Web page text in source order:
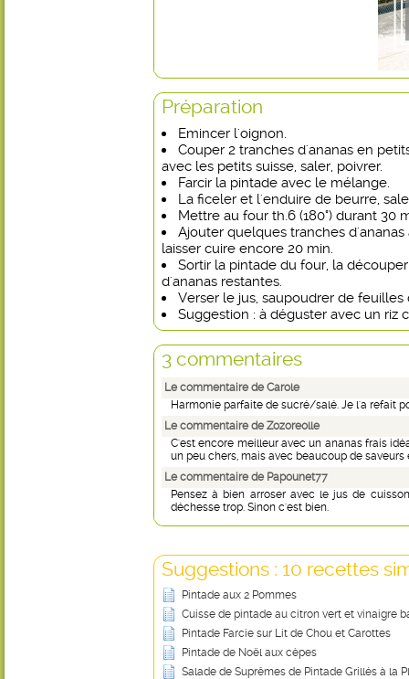
Préparation
Emincer l'oignon.
Couper 2 tranches d'ananas en
avec les petits suisse, saler, poivrer.
Farcir la pintade avec le mélange.
La ficeler et l'enduire de beurre,
Mettre au four th.6 (180°) durant 30
Ajouter quelques tranches
laisser cuire encore 20 min.
Sortir la pintade du four, la
d'ananas restantes.
Verser le jus, saupoudrer de
Suggestion : à déguster avec un riz
3 commentaires
Le commentaire de Carole
Harmonie parfaite de sucré/salé. Je l'a refait
Le commentaire de Zozoreolle
C'est encore meilleur avec un ananas frais
un peu chers, mais avec beaucoup de saveurs
Le commentaire de Papounet77
Pensez à bien arroser avec le jus de
déchesse trop. Sinon c'est bien.
Suggestions : 10 recettes
Pintade aux 2 Pommes
Cuisse de pintade au citron vert et vinaigre
Pintade Farcie sur Lit de Chou et Carottes
Pintade de Noël aux cèpes
Salade de Suprêmes de Pintade Grillés à la